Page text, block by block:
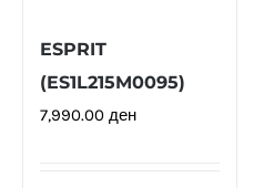
ESPRIT
(ES1L215M0095)
7,990.00 ден